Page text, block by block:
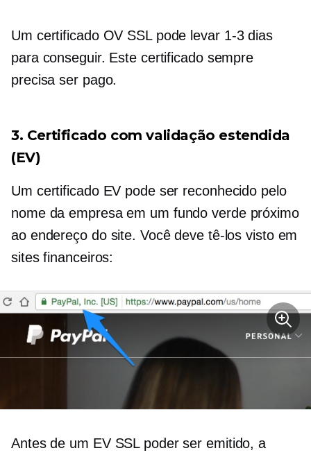
Um certificado OV SSL pode levar 1-3dias
para conseguir. Este certificado sempre
precisa ser pago.
3. Certificado com validação estendida
(EV)
Um certificado EV pode ser reconhecido pelo
nome da empresa em um fundo verde próximo
ao endereço do site. Você deve tê-los visto em
sites financeiros:
Antes de um EV SSL poder ser emitido, a